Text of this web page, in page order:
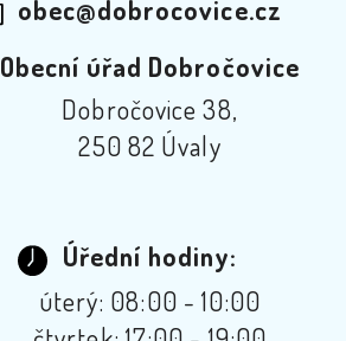
obec@dobrocovice.cz
Obecní úřad Dobročovice
Dobročovice 38,
250 82 Úvaly
Úřední hodiny:
úterý: 08:00 - 10:00